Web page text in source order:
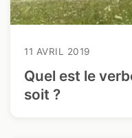
11 AVRIL 2019
Quel est le
soit ?